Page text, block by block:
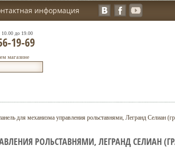
информация
магазине
до 19.00
19-69
для механизма управления рольставнями, Легранд Селиан
РОЛЬСТАВНЯМИ, ЛЕГРАНД СЕЛИАН